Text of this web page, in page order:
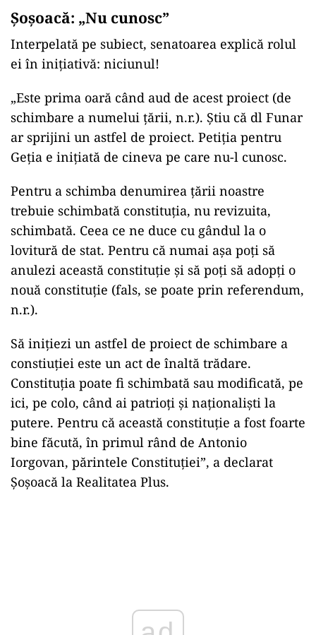
Șoșoacă: „Nu cunosc”
Interpelată pe subiect, senatoarea explică rolul
ei în inițiativă: niciunul!
„Este prima oară când aud de acest proiect (de
schimbare a numelui țării, n.r.). Știu că dl Funar
ar sprijini un astfel de proiect. Petiția pentru
Geția e inițiată de cineva pe care nu-l cunosc.
Pentru a schimba denumirea țării noastre
trebuie schimbată constituția, nu revizuita,
schimbată. Ceea ce ne duce cu gândul la o
lovitură de stat. Pentru că numai așa poți să
anulezi această constituție și să poți să adopți o
nouă constituție (fals, se poate prin referendum,
n.r.).
Să inițiezi un astfel de proiect de schimbare a
constiuției este un act de înaltă trădare.
Constituția poate fi schimbată sau modificată, pe
ici, pe colo, când ai patrioți și naționaliști la
putere. Pentru că această constituție a fost foarte
bine făcută, în primul rând de Antonio
Iorgovan, părintele Constituției”, a declarat
Șoșoacă la Realitatea Plus.